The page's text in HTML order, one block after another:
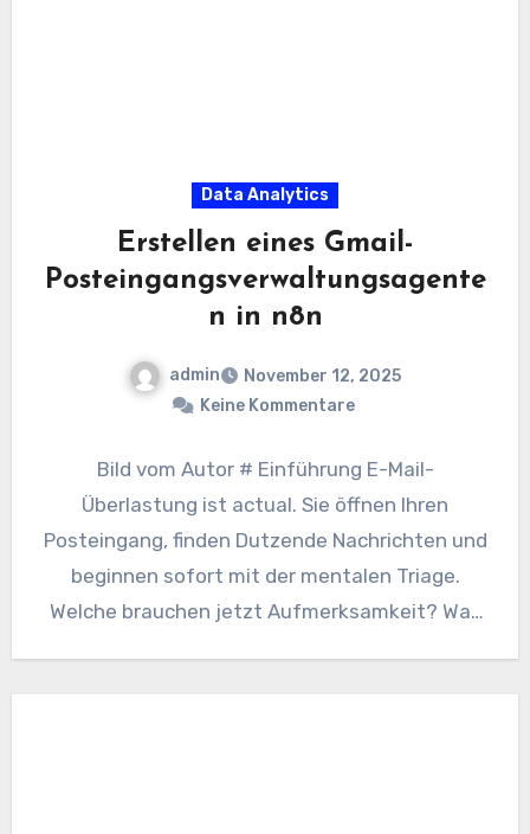
Data Analytics
Erstellen eines Gmail-
Posteingangsverwaltungsagente
n in n8n
admin
November 12, 2025
Keine Kommentare
Bild vom Autor # Einführung E-Mail-
Überlastung ist actual. Sie öffnen Ihren
Posteingang, finden Dutzende Nachrichten und
beginnen sofort mit der mentalen Triage.
Welche brauchen jetzt Aufmerksamkeit? Was